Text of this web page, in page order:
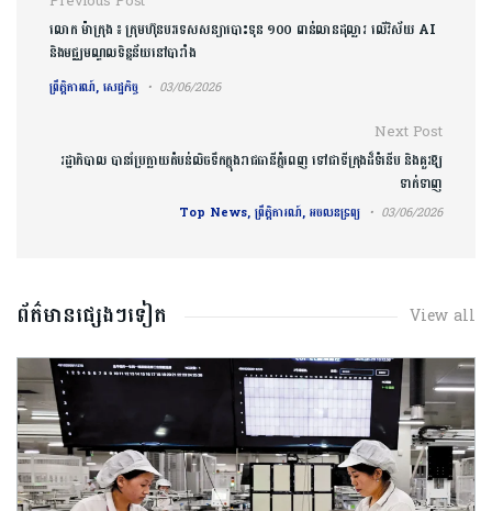
លោក ម៉ាក្រុង ៖ ក្រុមហ៊ុនបរទេសសន្យាបោះទុន ១០០ ពាន់លានដុល្លារ លើវិស័យ AI
និងមជ្ឈមណ្ឌលទិន្នន័យនៅបារាំង
ព្រឹត្តិការណ៍, សេដ្ឋកិច្ច 03/06/2026
Next Post
រដ្ឋាភិបាល បានប្រែក្លាយតំបន់​លិច​ទឹកក្នុងរាជធានីភ្នំពេញ ទៅជាទីក្រុងដ៏​ទំនើប និង​គួរឱ្យ
ទាក់ទាញ
Top News, ព្រឹត្តិការណ៍, អចលនទ្រព្យ 03/06/2026
ព័ត៌មានផ្សេងៗទៀត View all